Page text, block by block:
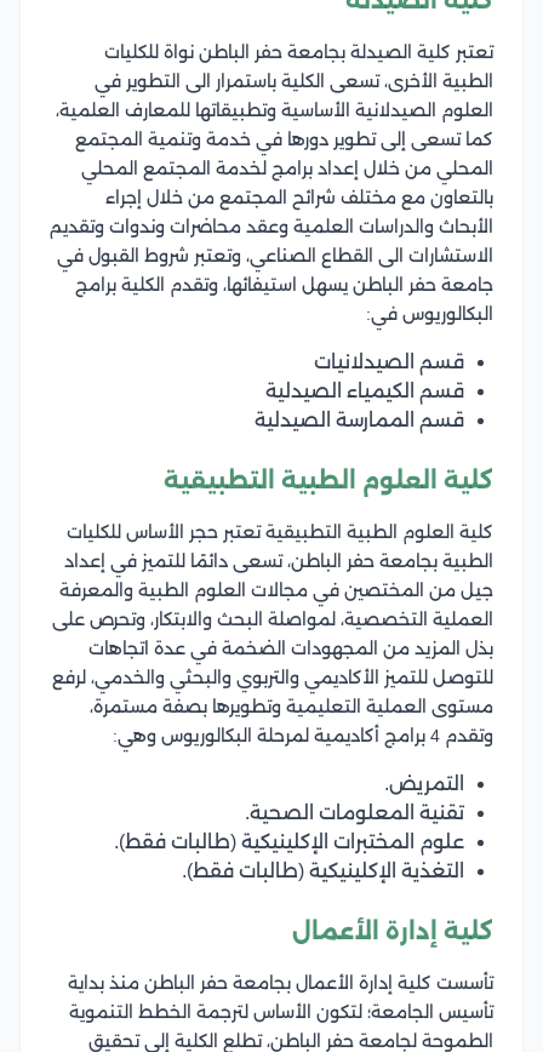
تعتبر كلية الصيدلة بجامعة حفر الباطن نواة للكليات
الطبية الأخرى، تسعى الكلية باستمرار الى التطوير في
العلوم الصيدلانية الأساسية وتطبيقاتها للمعارف العلمية،
كما تسعى إلى تطوير دورها في خدمة وتنمية المجتمع
المحلي من خلال إعداد برامج لخدمة المجتمع المحلي
بالتعاون مع مختلف شرائح المجتمع من خلال إجراء
الأبحاث والدراسات العلمية وعقد محاضرات وندوات وتقديم
الاستشارات الى القطاع الصناعي، وتعتبر شروط القبول في
جامعة حفر الباطن يسهل استيفائها، وتقدم الكلية برامج
البكالوريوس في:
قسم الصيدلانيات
قسم الكيمياء الصيدلية
قسم الممارسة الصيدلية
كلية العلوم الطبية التطبيقية
كلية العلوم الطبية التطبيقية تعتبر حجر الأساس للكليات
الطبية بجامعة حفر الباطن، تسعى دائمًا للتميز في إعداد
جيل من المختصين في مجالات العلوم الطبية والمعرفة
العملية التخصصية، لمواصلة البحث والابتكار، وتحرص على
بذل المزيد من المجهودات الضخمة في عدة اتجاهات
للتوصل للتميز الأكاديمي والتربوي والبحثي والخدمي، لرفع
مستوى العملية التعليمية وتطويرها بصفة مستمرة،
وتقدم 4 برامج أكاديمية لمرحلة البكالوريوس وهي:
التمريض.
تقنية المعلومات الصحية.
علوم المختبرات الإكلينيكية (طالبات فقط).
التغذية الإكلينيكية (طالبات فقط).
كلية إدارة الأعمال
تأسست كلية إدارة الأعمال بجامعة حفر الباطن منذ بداية
تأسيس الجامعة؛ لتكون الأساس لترجمة الخطط التنموية
الطموحة لجامعة حفر الباطن، تطلع الكلية إلى تحقيق